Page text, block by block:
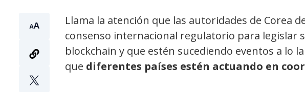
Llama la atención que las autoridades de Corea
consenso internacional regulatorio para legislar
blockchain y que estén sucediendo eventos a lo
que diferentes países estén actuando en